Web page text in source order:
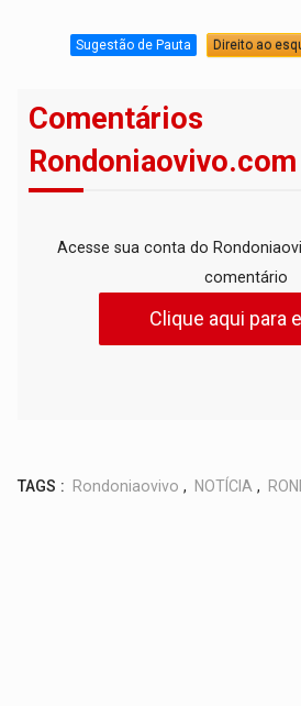
Sugestão de Pauta Direito ao
Comentários
Acesse sua conta do
comentário
Clique aqui para
TAGS : Rondoniaovivo , NOTÍCIA ,